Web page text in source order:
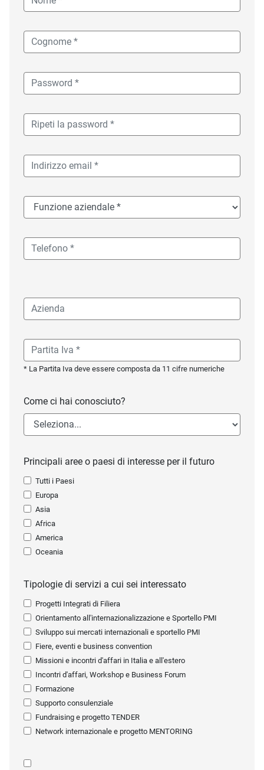
* La Partita Iva deve essere composta da 11 cifre numeriche
Come ci hai conosciuto?
Principali aree o paesi di interesse per il futuro
Tutti i Paesi
Europa
Asia
Africa
America
Oceania
Tipologie di servizi a cui sei interessato
Progetti Integrati di Filiera
Orientamento all'internazionalizzazione e Sportello PMI
Sviluppo sui mercati internazionali e sportello PMI
Fiere, eventi e business convention
Missioni e incontri d'affari in Italia e all'estero
Incontri d'affari, Workshop e Business Forum
Formazione
Supporto consulenziale
Fundraising e progetto TENDER
Network internazionale e progetto MENTORING